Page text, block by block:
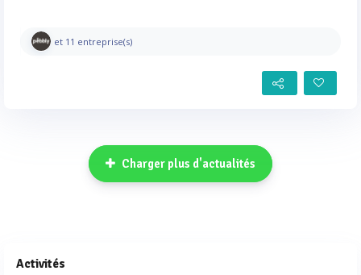
et 11 entreprise(s)
Charger plus d'actualités
Activités